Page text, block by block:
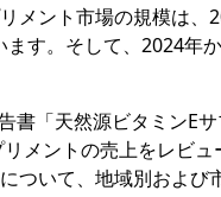
メント市場の規模は
す。そして、2024年
「天然源ビタミンE
メントの売上をレビ
ついて、地域別およ